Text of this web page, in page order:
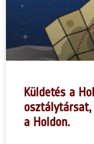
Küldetés a
a Holdon.